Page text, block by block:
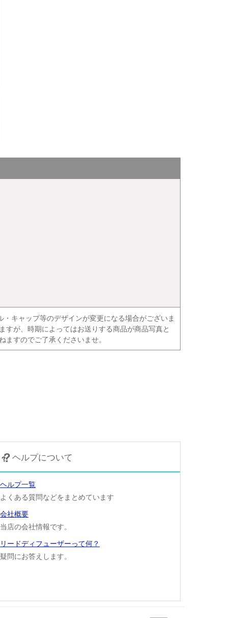
キャップ等のデザインが変更になる場合がございま
が、時期によってはお送りする商品が商品写真と
すのでご了承くださいませ。
ヘルプについて
ヘルプ一覧
よくある質問などをまとめています
会社概要
当店の会社情報です。
リードディフューザーって何？
疑問にお答えします。